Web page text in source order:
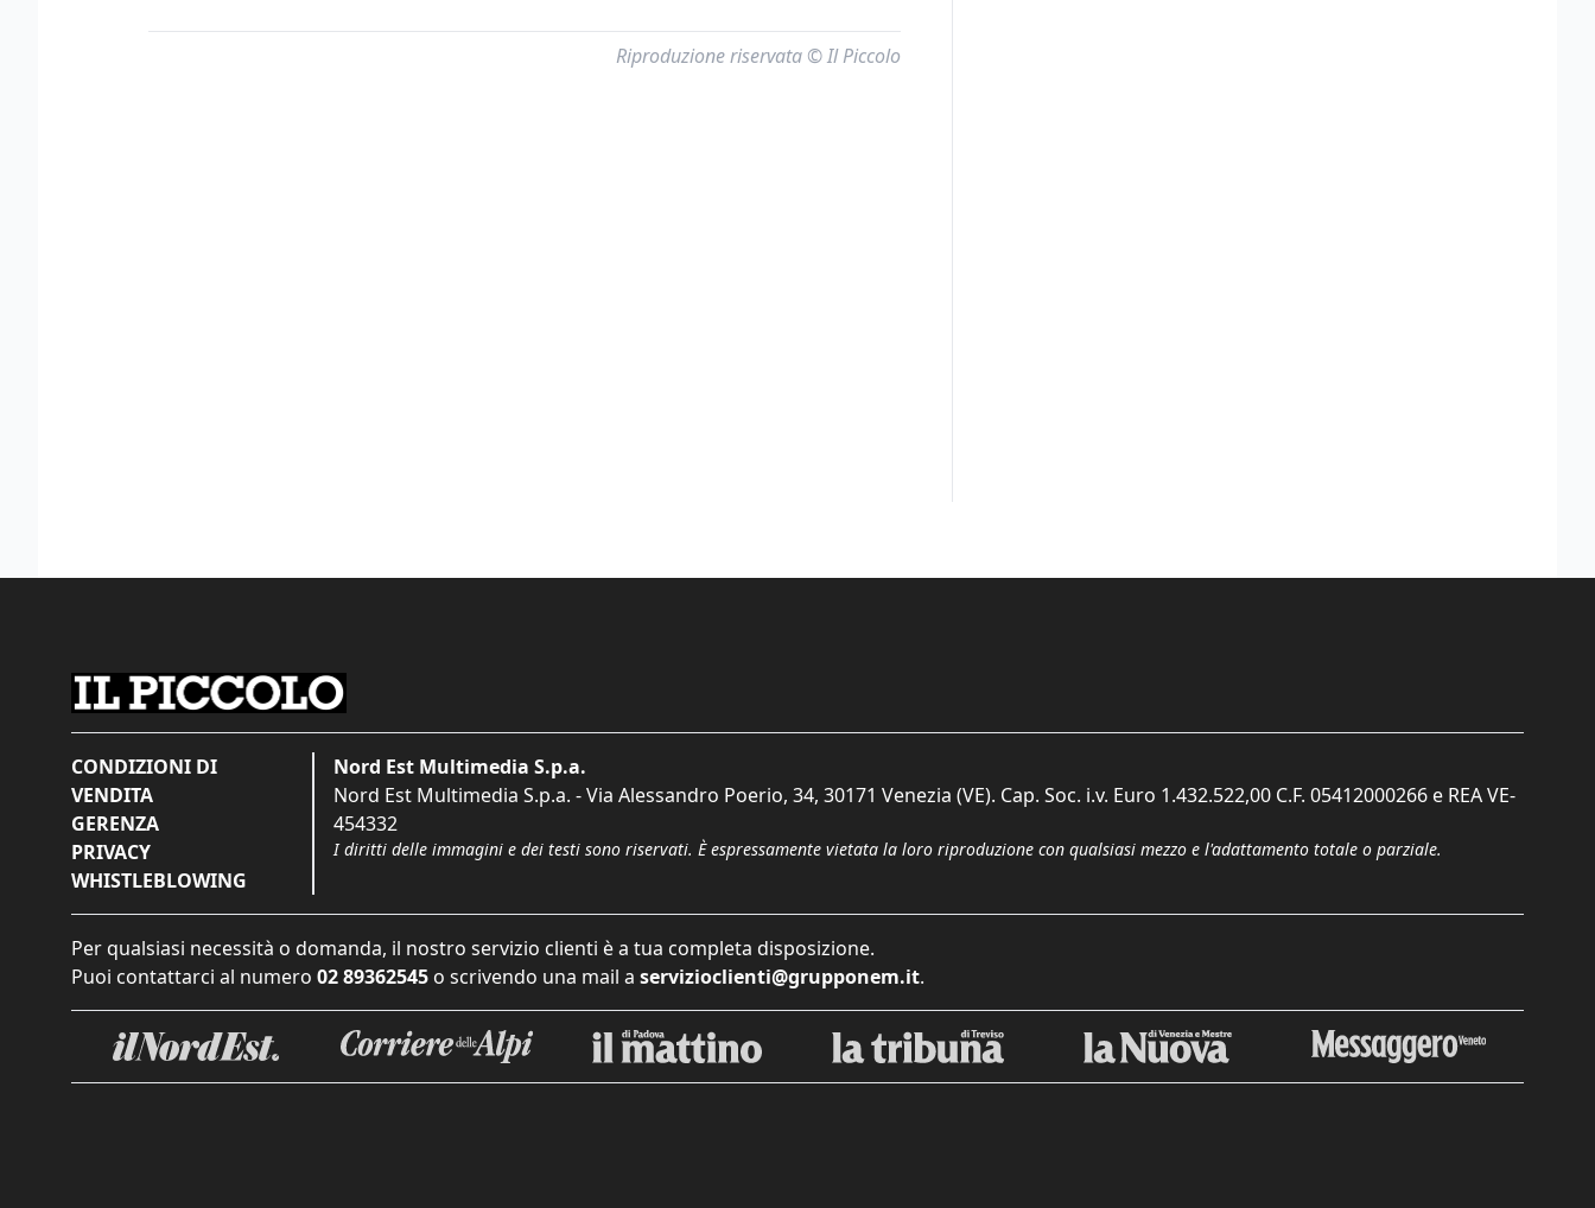
Riproduzione riservata © Il Piccolo
CONDIZIONI DI
VENDITA
GERENZA
PRIVACY
WHISTLEBLOWING
Nord Est Multimedia S.p.a.
Nord Est Multimedia S.p.a. - Via Alessandro Poerio, 34, 30171 Venezia (VE). Cap. Soc. i.v. Euro 1.432.522,00 C.F. 05412000266 e REA VE-
454332
I diritti delle immagini e dei testi sono riservati. È espressamente vietata la loro riproduzione con qualsiasi mezzo e l'adattamento totale o parziale.
Per qualsiasi necessità o domanda, il nostro servizio clienti è a tua completa disposizione.
Puoi contattarci al numero 02 89362545 o scrivendo una mail a servizioclienti@grupponem.it.